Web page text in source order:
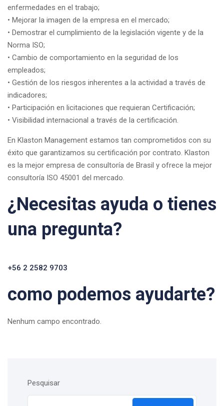
enfermedades en el trabajo;
• Mejorar la imagen de la empresa en el mercado;
• Demostrar el cumplimiento de la legislación vigente y de la
Norma ISO;
• Cambio de comportamiento en la seguridad de los
empleados;
• Gestión de los riesgos inherentes a la actividad a través de
indicadores;
• Participación en licitaciones que requieran Certificación;
• Visibilidad internacional a través de la certificación.
En Klaston Management estamos tan comprometidos con su
éxito que garantizamos su certificación por contrato. Klaston
es la mejor empresa de consultoría de Brasil y ofrece la mejor
consultoría ISO 45001 del mercado.
¿Necesitas ayuda o tienes
una pregunta?
+56 2 2582 9703
como podemos ayudarte?
Nenhum campo encontrado.
Pesquisar